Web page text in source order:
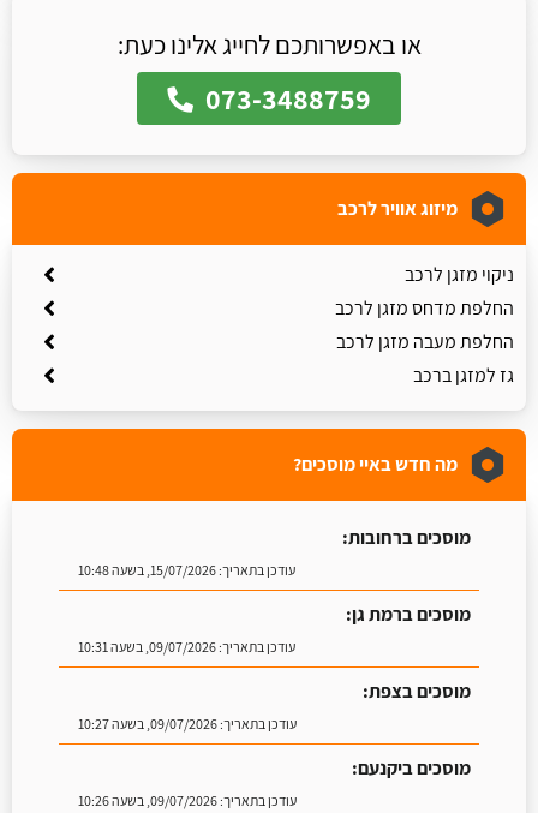
או באפשרותכם לחייג אלינו כעת:
073-3488759
מיזוג אוויר לרכב
ניקוי מזגן לרכב
החלפת מדחס מזגן לרכב
החלפת מעבה מזגן לרכב
גז למזגן ברכב
מה חדש באיי מוסכים?
מוסכים ברחובות:
עודכן בתאריך:15/07/2026, בשעה 10:48
מוסכים ברמת גן:
עודכן בתאריך:09/07/2026, בשעה 10:31
מוסכים בצפת:
עודכן בתאריך:09/07/2026, בשעה 10:27
מוסכים ביקנעם:
עודכן בתאריך:09/07/2026, בשעה 10:26